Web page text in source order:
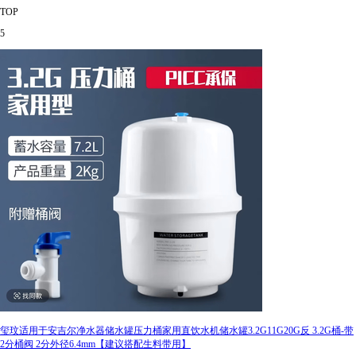
TOP
5
玺玟适用于安吉尔净水器储水罐压力桶家用直饮水机储水罐3.2G11G20G反 3.2G桶-带
2分桶阀 2分外径6.4mm【建议搭配生料带用】